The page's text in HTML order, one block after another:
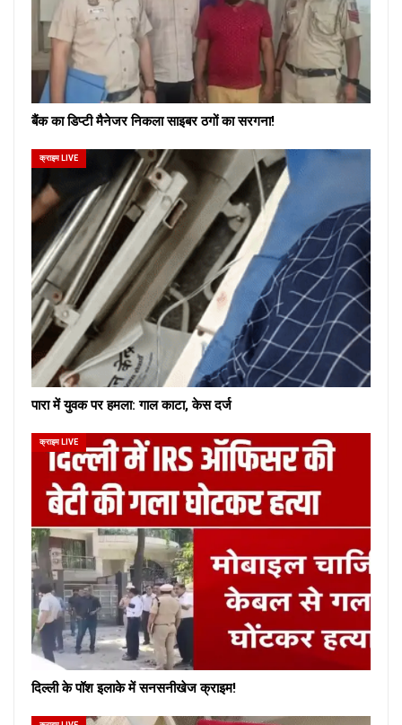
बैंक का डिप्टी मैनेजर निकला साइबर ठगों का सरगना!
क्राइम LIVE
पारा में युवक पर हमला: गाल काटा, केस दर्ज
क्राइम LIVE
दिल्ली के पॉश इलाके में सनसनीखेज क्राइम!